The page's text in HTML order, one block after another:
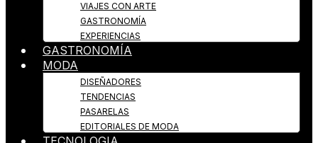
VIAJES CON ARTE
GASTRONOMÍA
EXPERIENCIAS
GASTRONOMÍA
MODA
DISEÑADORES
TENDENCIAS
PASARELAS
EDITORIALES DE MODA